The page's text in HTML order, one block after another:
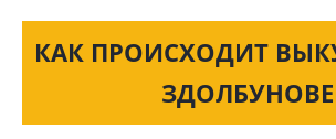
КАК ПРОИСХОДИТ
ЗДОЛБУНОВЕ